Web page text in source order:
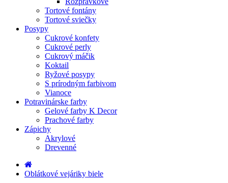
Tortové fontány
Tortové sviečky
Posypy
Cukrové konfety
Cukrové perly
Cukrový máčik
Koktail
Ryžové posypy
S prírodným farbivom
Vianoce
Potravinárske farby
Gelové farby K Decor
Prachové farby
Zápichy
Akrylové
Drevenné
Oblátkové vejáriky biele